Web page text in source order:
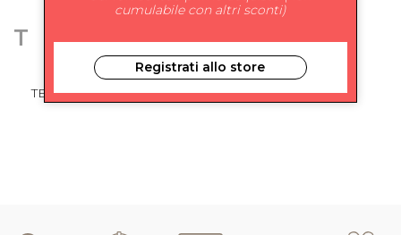
T
TELA
cumulabile con altri sconti)
Registrati allo store